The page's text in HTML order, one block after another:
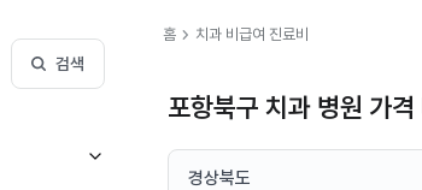
검색
홈 chevron_right 치과 비급여 진료비
포항북구 치과 병원 가
경상북도